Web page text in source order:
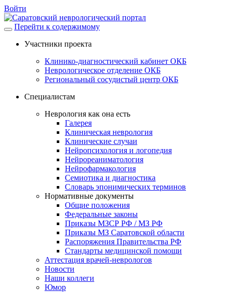
Войти
Перейти к содержимому
Участники проекта
Клинико-диагностический кабинет ОКБ
Неврологическое отделение ОКБ
Региональный сосудистый центр ОКБ
Специалистам
Неврология как она есть
Галерея
Клиническая неврология
Клинические случаи
Нейропсихология и логопедия
Нейрореаниматология
Нейрофармакология
Семиотика и диагностика
Словарь эпонимических терминов
Нормативные документы
Общие положения
Федеральные законы
Приказы МЗСР РФ / МЗ РФ
Приказы МЗ Саратовской области
Распоряжения Правительства РФ
Стандарты медицинской помощи
Аттестация врачей-неврологов
Новости
Наши коллеги
Юмор